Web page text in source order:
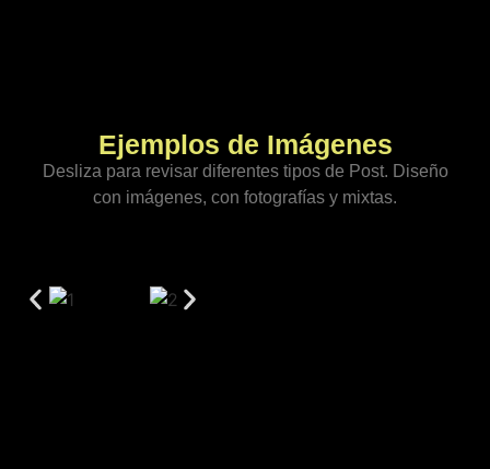
Ejemplos de Imágenes
Desliza para revisar diferentes tipos de Post. Diseño
con imágenes, con fotografías y mixtas.